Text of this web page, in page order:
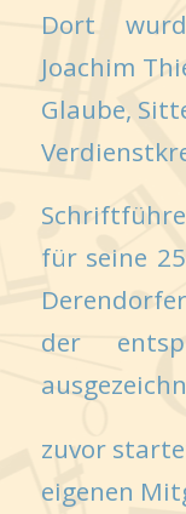
Dort
Joachim
Glaube,
für seine
der
zuvor
eigenen